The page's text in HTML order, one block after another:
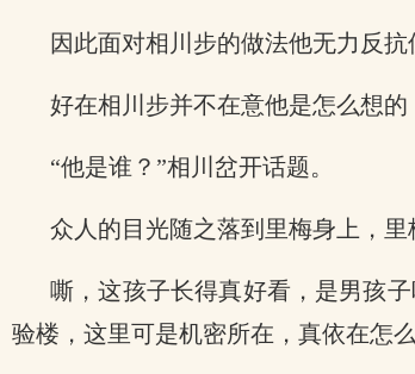
因此面对相川步的做法他无力反
好在相川步并不在意他是怎么想
“他是谁？”相川岔开话题。
众人的目光随之落到里梅身上，
嘶，这孩子长得真好看，是男孩
验楼，这里可是机密所在，真依在怎